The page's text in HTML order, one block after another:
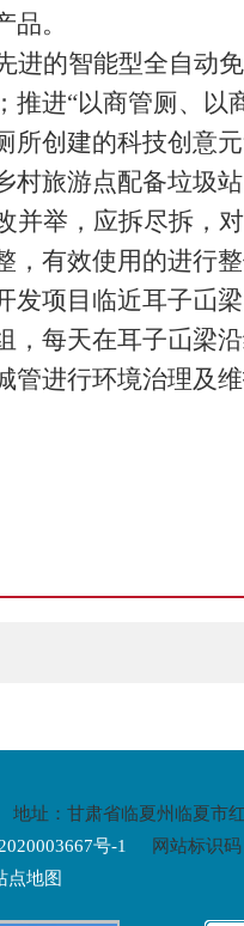
。
的智能型全自动
进“以商管厕、以
创建的科技创意
旅游点配备垃圾站
并举，应拆尽拆，
有效使用的进行
发项目临近耳子屲梁
每天在耳子屲梁
进行环境治理及
地址：甘肃省临夏州临夏市
号-1
网站标识
点地图